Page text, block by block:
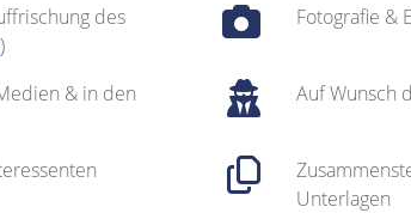
des
)
Fotografie &
& in den
Auf Wunsch
Unterlagen